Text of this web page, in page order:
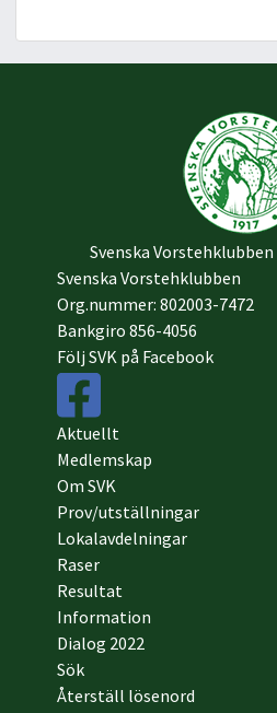
Svenska Vorstehklubben
Svenska Vorstehklubben
Org.nummer: 802003-7472
Bankgiro 856-4056
Följ SVK på Facebook
Aktuellt
Medlemskap
Om SVK
Prov/utställningar
Lokalavdelningar
Raser
Resultat
Information
Dialog 2022
Sök
Återställ lösenord